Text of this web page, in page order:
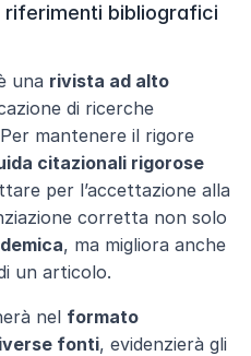
bibliografici
una rivista ad alto
di ricerche
mantenere il rigore
citazionali rigorose
per l’accettazione alla
corretta non solo
, ma migliora anche
un articolo.
nel formato
fonti